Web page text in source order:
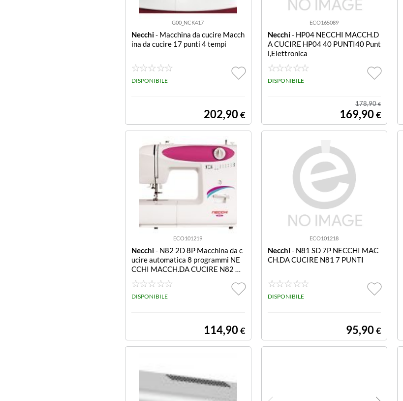
G00_NCK417
Necchi- Macchina da cucire Macch
ina da cucire 17 punti 4 tempi
DISPONIBILE
202,90€
ECO165089
Necchi- HP04 NECCHI MACCH.D
A CUCIRE HP04 40 PUNTI40 Punt
i,Elettronica
DISPONIBILE
178,90€
169,90€
ECO101219
Necchi- N82 2D 8P Macchina da c
ucire automatica 8 programmi NE
CCHI MACCH.DA CUCIRE N82 8
PUNTI
DISPONIBILE
114,90€
ECO101218
Necchi- N81 SD 7P NECCHI MAC
CH.DA CUCIRE N81 7 PUNTI
DISPONIBILE
95,90€